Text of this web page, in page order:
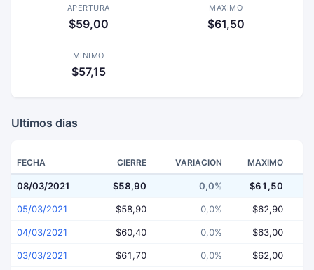
APERTURA
$59,00
MAXIMO
$61,50
MINIMO
$57,15
Ultimos dias
FECHA CIERRE VARIACION MAXIMO
08/03/2021 $58,90 0,0% $61,50
05/03/2021 $58,90 0,0% $62,90
04/03/2021 $60,40 0,0% $63,00
03/03/2021 $61,70 0,0% $62,00